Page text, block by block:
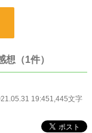
想（1件）
19:451,445文字